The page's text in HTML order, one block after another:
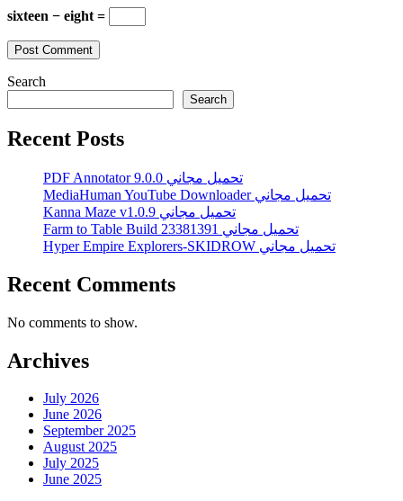
sixteen − eight =
Search
Search
Recent Posts
PDF Annotator 9.0.0 تحميل مجاني
MediaHuman YouTube Downloader تحميل مجاني
Kanna Maze v1.0.9 تحميل مجاني
Farm to Table Build 23381391 تحميل مجاني
Hyper Empire Explorers-SKIDROW تحميل مجاني
Recent Comments
No comments to show.
Archives
July 2026
June 2026
September 2025
August 2025
July 2025
June 2025